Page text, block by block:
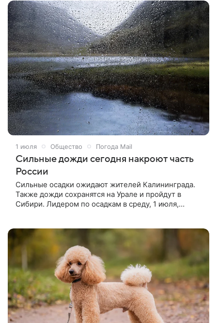
принесет северный ветер и дожди. В Красноярске
столбик термометра упадет до +22 °С. Юго-запад
Сибири останется в стороне от холодного
вмешательства: в Омске и Новосибирске
сохранится температура +28 °С. Самая сильная
жара сосредоточится ближе к Байкалу: в Иркутске
— +32 °С.
1 июля Общество Погода Mail
Сильные дожди сегодня накроют часть
России
Сильные осадки ожидают жителей Калининграда.
Также дожди сохранятся на Урале и пройдут в
Сибири. Лидером по осадкам в среду, 1 июля,
дожди продолжатся, но интенсивность снизится. В
Перми — +22 °С, в Екатеринбурге — +22 °С, в
Челябинске — +24 °С, в Уфе — +21 °С, в Оренбурге
— +24 °С.